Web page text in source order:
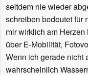
seitdem nie wieder
schreiben bedeutet für
mir wirklich am
über E-Mobilität,
Wenn ich gerade nicht
wahrscheinlich